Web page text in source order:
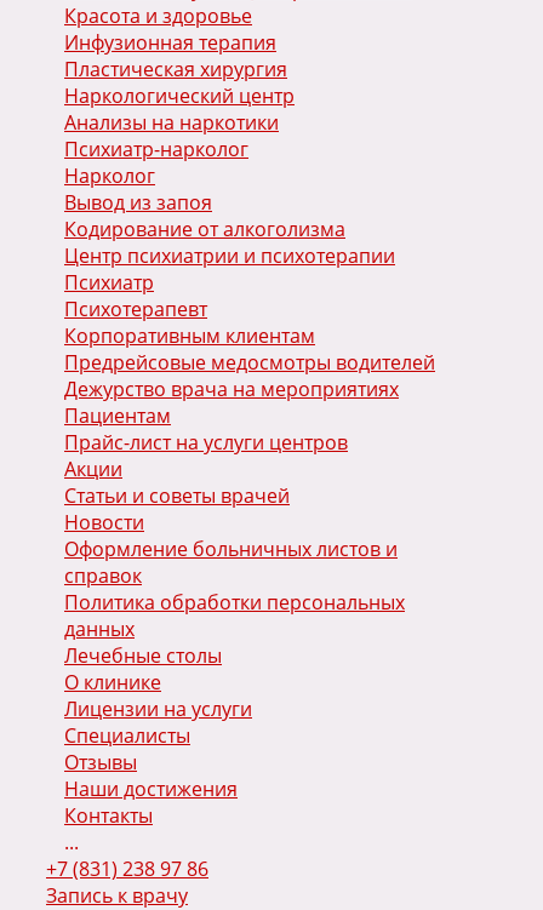
Красота и здоровье
Инфузионная терапия
Пластическая хирургия
Наркологический центр
Анализы на наркотики
Психиатр-нарколог
Нарколог
Вывод из запоя
Кодирование от алкоголизма
Центр психиатрии и психотерапии
Психиатр
Психотерапевт
Корпоративным клиентам
Предрейсовые медосмотры водителей
Дежурство врача на мероприятиях
Пациентам
Прайс-лист на услуги центров
Акции
Статьи и советы врачей
Новости
Оформление больничных листов и
справок
Политика обработки персональных
данных
Лечебные столы
О клинике
Лицензии на услуги
Специалисты
Отзывы
Наши достижения
Контакты
...
+7 (831) 238 97 86
Запись к врачу